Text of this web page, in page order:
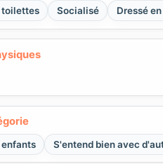
toilettes Socialisé Dressé
S'entend bien avec